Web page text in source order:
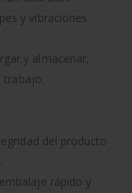
y vibraciones
y almacenar,
del producto
rápido y